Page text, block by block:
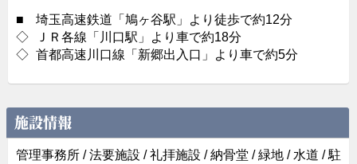
■
埼玉高速鉄道「鳩ヶ谷駅」より徒歩で約12分
◇
ＪＲ各線「川口駅」より車で約18分
◇ 首都高速川口線「新郷出入口」より車で約5分
施設情報
管理事務所 / 法要施設 / 礼拝施設 / 納骨堂 / 緑地 / 水道 / 駐